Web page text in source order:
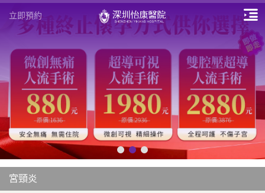
立即預約
宮頸炎